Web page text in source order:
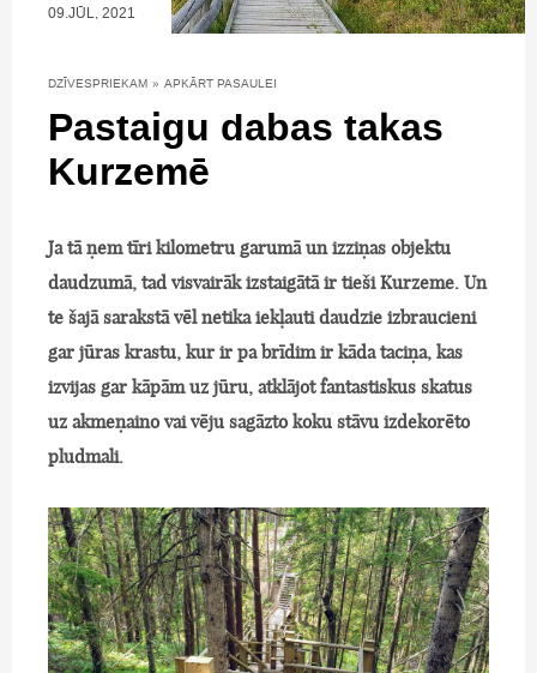
09.JŪL, 2021
DZĪVESPRIEKAM » APKĀRT PASAULEI
Pastaigu dabas takas
Kurzemē
Ja tā ņem tīri kilometru garumā un izziņas objektu
daudzumā, tad visvairāk izstaigātā ir tieši Kurzeme. Un
te šajā sarakstā vēl netika iekļauti daudzie izbraucieni
gar jūras krastu, kur ir pa brīdim ir kāda taciņa, kas
izvijas gar kāpām uz jūru, atklājot fantastiskus skatus
uz akmeņaino vai vēju sagāzto koku stāvu izdekorēto
pludmali.